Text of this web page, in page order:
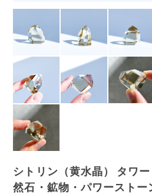
シトリン（黄水晶） タワ
然石・鉱物・パワーストー